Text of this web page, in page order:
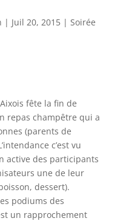
| Juil 20, 2015| Soirée
fête la fin de
repas champêtre qui a
(parents de
c’est vu
active des participants
une de leur
dessert).
podiums des
un rapprochement